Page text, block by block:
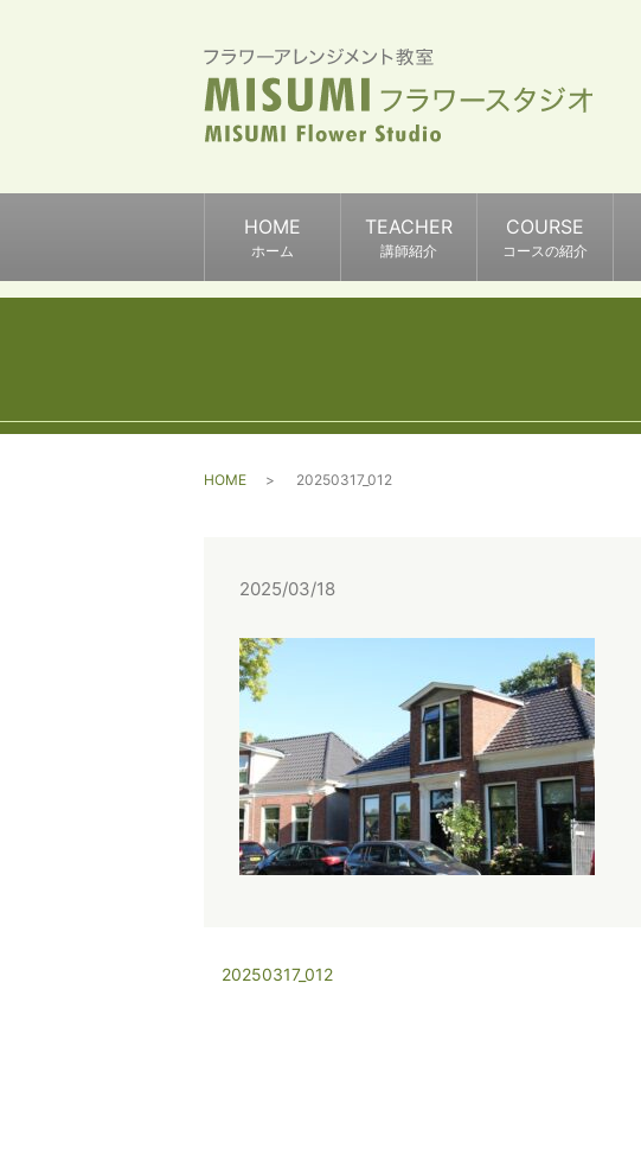
HOME
ホーム
TEACHER
講師紹介
COURSE
コースの紹介
HOME 20250317_012
2025/03/18
20250317_012